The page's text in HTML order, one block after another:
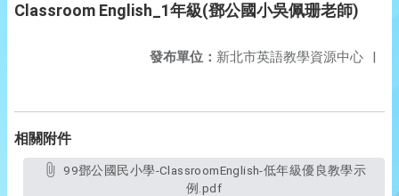
Classroom English_1年級(鄧公國小吳佩珊老師)
發布單位： 新北市英語教學資源中心 |
相關附件
例.pdf